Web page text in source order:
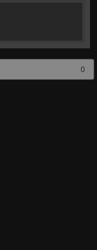
0